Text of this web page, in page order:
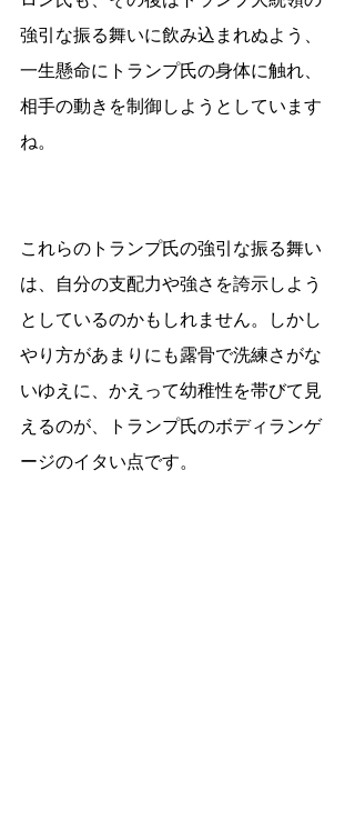
強引な振る舞いに飲み込まれぬよう、
一生懸命にトランプ氏の身体に触れ、
相手の動きを制御しようとしています
ね。
これらのトランプ氏の強引な振る舞い
は、自分の支配力や強さを誇示しよう
としているのかもしれません。しかし
やり方があまりにも露骨で洗練さがな
いゆえに、かえって幼稚性を帯びて見
えるのが、トランプ氏のボディランゲ
ージのイタい点です。